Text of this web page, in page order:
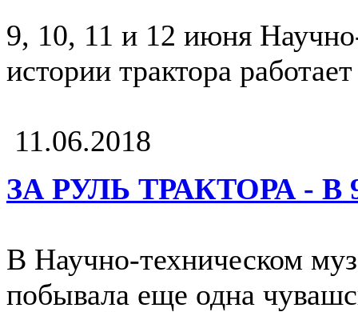
9, 10, 11 и 12 июня
истории трактора
11.06.2018
ЗА РУЛЬ ТРАКТОРА - В
В Научно-техническом
побывала еще одна